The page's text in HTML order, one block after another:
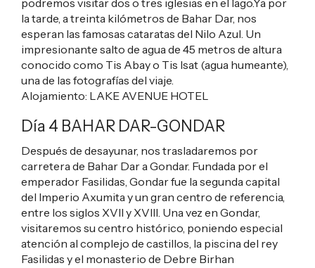
podremos visitar dos o tres iglesias en el lago.Ya por
la tarde, a treinta kilómetros de Bahar Dar, nos
esperan las famosas cataratas del Nilo Azul. Un
impresionante salto de agua de 45 metros de altura
conocido como Tis Abay o Tis Isat (agua humeante),
una de las fotografías del viaje.
Alojamiento: LAKE AVENUE HOTEL
Día 4 BAHAR DAR-GONDAR
Después de desayunar, nos trasladaremos por
carretera de Bahar Dar a Gondar. Fundada por el
emperador Fasilidas, Gondar fue la segunda capital
del Imperio Axumita y un gran centro de referencia,
entre los siglos XVII y XVIII. Una vez en Gondar,
visitaremos su centro histórico, poniendo especial
atención al complejo de castillos, la piscina del rey
Fasilidas y el monasterio de Debre Birhan